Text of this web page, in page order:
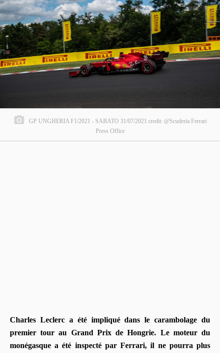
GP UNGHERIA F1/2021 - SABATO 31/07/2021 credit: @Scuderia Ferrari
Press Office
Charles Leclerc a été impliqué dans le carambolage du
premier tour au Grand Prix de Hongrie. Le moteur du
monégasque a été inspecté par Ferrari, il ne pourra plus